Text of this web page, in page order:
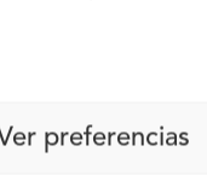
preferencias